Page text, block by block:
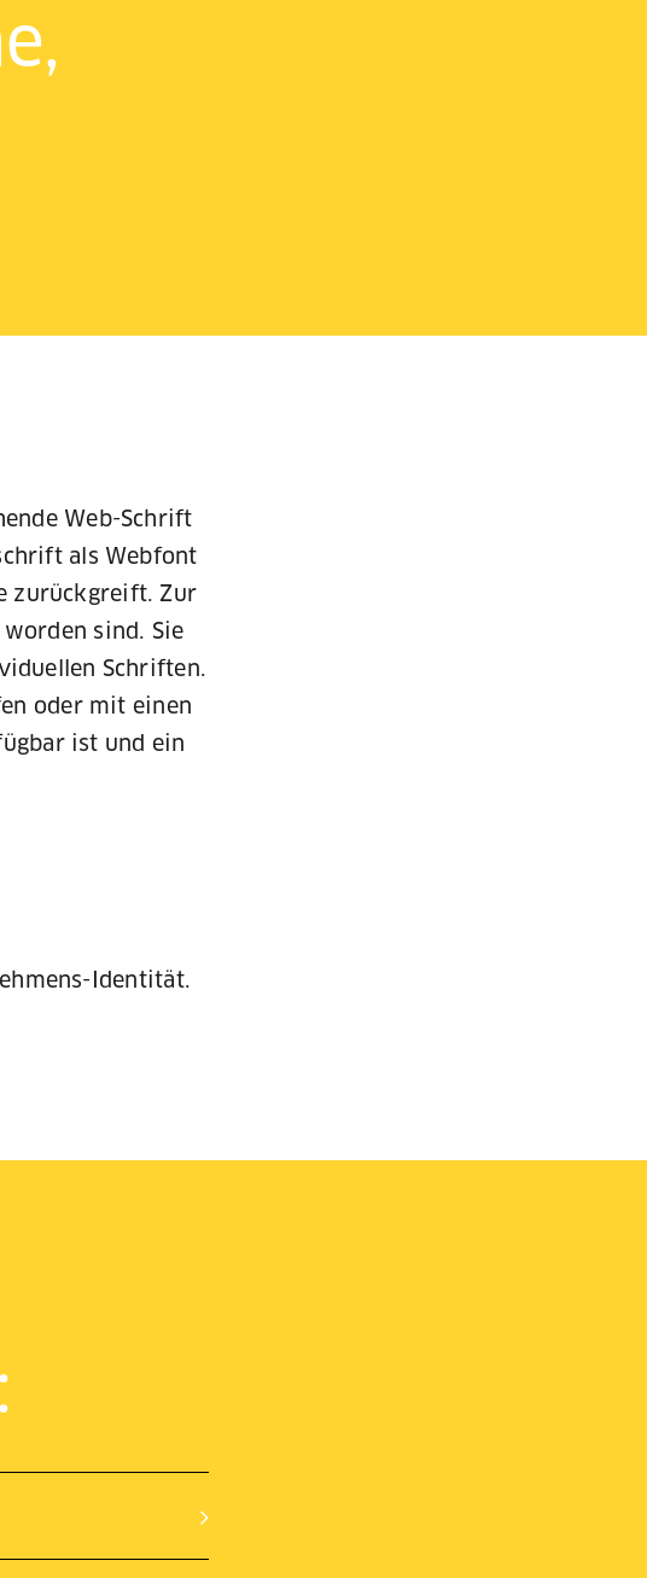
Web-Schrift
als Webfont
zurückgreift. Zur
sind. Sie
Schriften.
oder mit einen
ist und ein
Identität.